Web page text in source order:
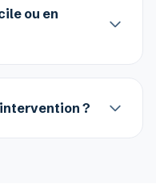
ou en
?